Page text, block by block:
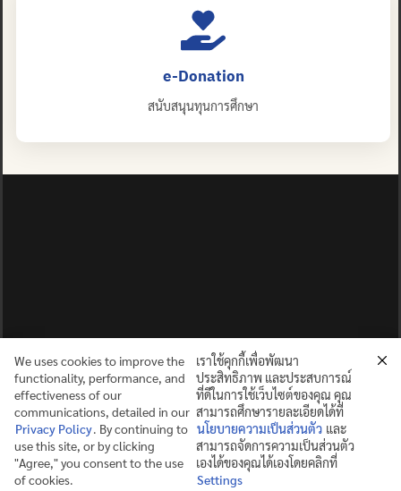
e-Donation
สนับสนุนทุนการศึกษา
ปญฺญาย ปริสุชฺฌติ (คนย่อมบริสุทธิ์ด้วยปัญญา)
©2025 MAHIDOL WITTAYANUSORN SCHOOL. ALL RIGHTS
We uses cookies to improve the
functionality, performance, and
effectiveness of our
communications, detailed in our
Privacy Policy. By continuing to
use this site, or by clicking
"Agree," you consent to the use
of cookies.
เราใช้คุกกี้เพื่อพัฒนา
ประสิทธิภาพ และประสบการณ์
ที่ดีในการใช้เว็บไซต์ของคุณ คุณ
สามารถศึกษารายละเอียดได้ที่
นโยบายความเป็นส่วนตัว และ
สามารถจัดการความเป็นส่วนตัว
เองได้ของคุณได้เองโดยคลิกที่
Settings